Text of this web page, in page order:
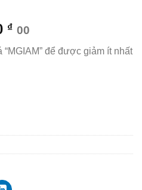
₫Giá
tại
00
để được giảm ít nhất